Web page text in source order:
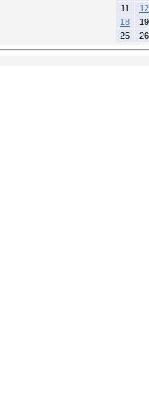
11
12
18
19
25
26